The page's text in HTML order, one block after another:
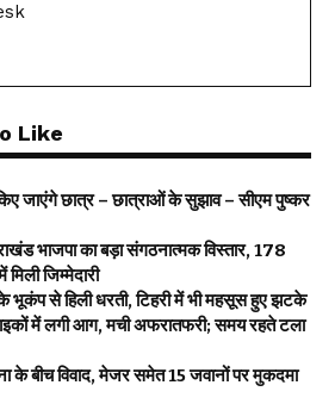
Like
जाएंगे छात्र – छात्राओं के सुझाव – सीएम पुष्कर
भाजपा का बड़ा संगठनात्मक विस्तार, 178
जिम्मेदारी
भूकंप से हिली धरती, टिहरी में भी महसूस हुए झटके
बाइकों में लगी आग, मची अफरातफरी; समय रहते टला
के बीच विवाद, मेजर समेत 15 जवानों पर मुकदमा